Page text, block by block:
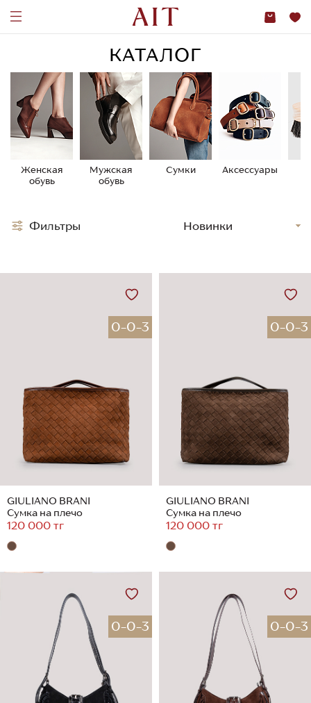
КАТАЛОГ
Женская
обувь
Мужская
обувь
Сумки Аксессуары
0-0-3
GIULIANO BRANI
Сумка на плечо
120 000 тг
0-0-3
GIULIANO BRANI
Сумка на плечо
120 000 тг
0-0-3 0-0-3
Фильтры